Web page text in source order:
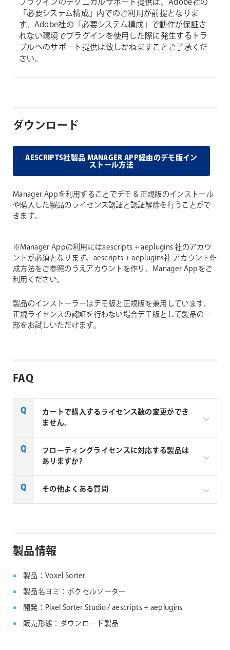
プラグインのテクニカルサポート提供は、Adobe社の
「必要システム構成」内でのご利用が前提となりま
す。Adobe社の「必要システム構成」で動作が保証さ
れない環境でプラグインを使用した際に発生するトラ
ブルへのサポート提供は致しかねますことご了承くだ
さい。
ダウンロード
AESCRIPTS社製品 MANAGER APP経由のデモ版イン
ストール方法
Manager Appを利用することでデモ & 正規版のインストール
や購入した製品のライセンス認証と認証解除を行うことがで
きます。
※Manager Appの利用にはaescripts + aeplugins 社のアカウ
ントが必須となります。aescripts + aeplugins社 アカウント作
成方法をご参照のうえアカウントを作り、Manager Appをご
利用ください。
製品のインストーラーはデモ版と正規版を兼用しています、
正規ライセンスの認証を行わない場合デモ版として製品の一
部をお試しいただけます。
FAQ
カートで購入するライセンス数の変更ができ
ません。
aescripts + aeplugins製品のを複数ライセンスご購入
の場合はお見積りベースでの販売となります。複数ラ
せください。
フローティングライセンスに対応する製品は
ありますか?
一部製品でフローティングライセンスの取扱いがあり
aescripts + aeplugins社 フローティングライセン
その他よくある質問
製品情報
製品：Voxel Sorter
製品名ヨミ：ボクセルソーター
開発：Pixel Sorter Studio / aescripts + aeplugins
販売形態：ダウンロード製品